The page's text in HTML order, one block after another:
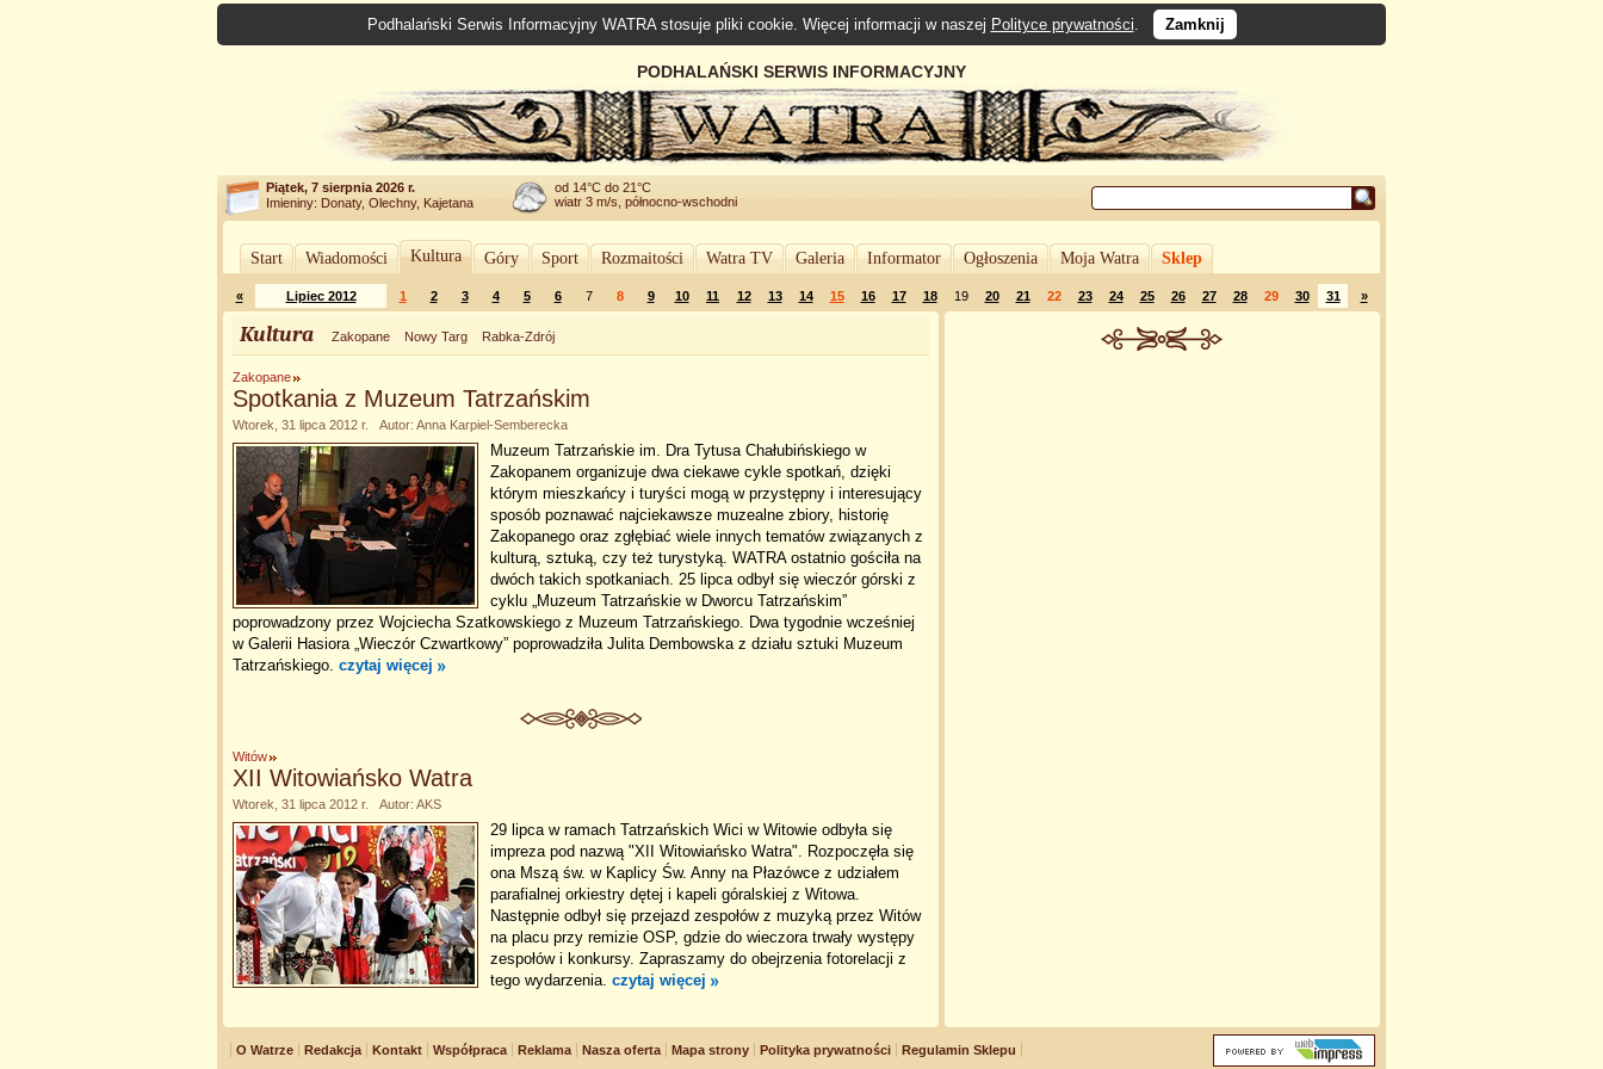
Podhalański Serwis Informacyjny WATRA stosuje pliki cookie. Więcej informacji w naszej Polityce prywatności. Zamknij
PODHALAŃSKI SERWIS INFORMACYJNY
Piątek, 7 sierpnia 2026 r.
Imieniny: Donaty, Olechny, Kajetana
od 14°C do 21°C
wiatr 3 m/s, północno-wschodni
Start Wiadomości Kultura Góry Sport Rozmaitości Watra TV Galeria Informator Ogłoszenia Moja Watra Sklep
« Lipiec 2012 1 2 3 4 5 6 7 8 9 10 11 12 13 14 15 16 17 18 19 20 21 22 23 24 25 26 27 28 29 30 31 »
Kultura Zakopane Nowy Targ Rabka-Zdrój
Zakopane
Spotkania z Muzeum Tatrzańskim
Wtorek, 31 lipca 2012 r. Autor: Anna Karpiel-Semberecka
Muzeum Tatrzańskie im. Dra Tytusa Chałubińskiego w
Zakopanem organizuje dwa ciekawe cykle spotkań, dzięki
którym mieszkańcy i turyści mogą w przystępny i interesujący
sposób poznawać najciekawsze muzealne zbiory, historię
Zakopanego oraz zgłębiać wiele innych tematów związanych z
kulturą, sztuką, czy też turystyką. WATRA ostatnio gościła na
dwóch takich spotkaniach. 25 lipca odbył się wieczór górski z
cyklu „Muzeum Tatrzańskie w Dworcu Tatrzańskim”
poprowadzony przez Wojciecha Szatkowskiego z Muzeum Tatrzańskiego. Dwa tygodnie wcześniej
w Galerii Hasiora „Wieczór Czwartkowy” poprowadziła Julita Dembowska z działu sztuki Muzeum
Tatrzańskiego. czytaj więcej
Witów
XII Witowiańsko Watra
Wtorek, 31 lipca 2012 r. Autor: AKS
29 lipca w ramach Tatrzańskich Wici w Witowie odbyła się
impreza pod nazwą "XII Witowiańsko Watra". Rozpoczęła się
ona Mszą św. w Kaplicy Św. Anny na Płazówce z udziałem
parafialnej orkiestry dętej i kapeli góralskiej z Witowa.
Następnie odbył się przejazd zespołów z muzyką przez Witów
na placu przy remizie OSP, gdzie do wieczora trwały występy
zespołów i konkursy. Zapraszamy do obejrzenia fotorelacji z
tego wydarzenia. czytaj więcej
O Watrze Redakcja Kontakt Współpraca Reklama Nasza oferta Mapa strony Polityka prywatności Regulamin Sklepu